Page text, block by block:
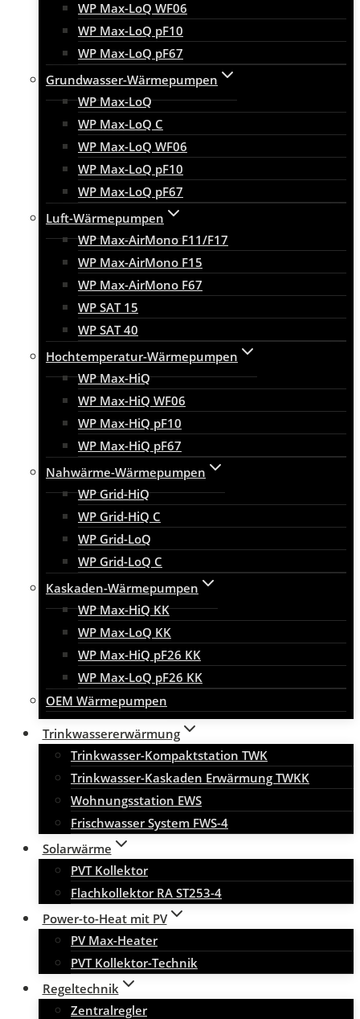
WP Max-LoQ WF06
WP Max-LoQ pF10
WP Max-LoQ pF67
Grundwasser-Wärmepumpen
WP Max-LoQ
WP Max-LoQ C
WP Max-LoQ WF06
WP Max-LoQ pF10
WP Max-LoQ pF67
Luft-Wärmepumpen
WP Max-AirMono F11/F17
WP Max-AirMono F15
WP Max-AirMono F67
WP SAT 15
WP SAT 40
Hochtemperatur-Wärmepumpen
WP Max-HiQ
WP Max-HiQ WF06
WP Max-HiQ pF10
WP Max-HiQ pF67
Nahwärme-Wärmepumpen
WP Grid-HiQ
WP Grid-HiQ C
WP Grid-LoQ
WP Grid-LoQ C
Kaskaden-Wärmepumpen
WP Max-HiQ KK
WP Max-LoQ KK
WP Max-HiQ pF26 KK
WP Max-LoQ pF26 KK
OEM Wärmepumpen
Trinkwassererwärmung
Trinkwasser-Kompaktstation TWK
Trinkwasser-Kaskaden Erwärmung TWKK
Wohnungsstation EWS
Frischwasser System FWS-4
Solarwärme
PVT Kollektor
Flachkollektor RA ST253-4
Power-to-Heat mit PV
PV Max-Heater
PVT Kollektor-Technik
Regeltechnik
Zentralregler